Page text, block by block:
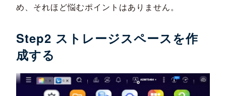
め、それほど悩むポイントはありません。
Step2 ストレージスペースを作
成する